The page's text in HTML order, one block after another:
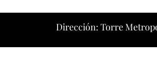
Dirección: Torre